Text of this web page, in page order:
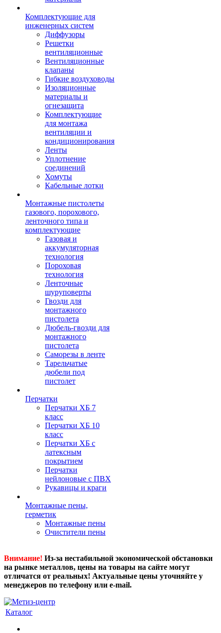
Комплектующие для
инженерных систем
Диффузоры
Решетки
вентиляционные
Вентиляционные
клапаны
Гибкие воздуховоды
Изоляционные
материалы и
огнезащита
Комплектующие
для монтажа
вентиляции и
кондиционирования
Ленты
Уплотнение
соединений
Хомуты
Кабельные лотки
Монтажные пистолеты
газового, порохового,
ленточного типа и
комплектующие
Газовая и
аккумуляторная
технология
Пороховая
технология
Ленточные
шуруповерты
Гвозди для
монтажного
пистолета
Дюбель-гвозди для
монтажного
пистолета
Саморезы в ленте
Тарельчатые
дюбели под
пистолет
Перчатки
Перчатки ХБ 7
класс
Перчатки ХБ 10
класс
Перчатки ХБ с
латексным
покрытием
Перчатки
нейлоновые с ПВХ
Рукавицы и краги
Монтажные пены,
герметик
Монтажные пены
Очистители пены
Внимание! Из-за нестабильной экономической обстановки
на рынке металлов, цены на товары на сайте могут
отличатся от реальных! Актуальные цены уточняйте у
менеджеров по телефону или e-mail.
Каталог